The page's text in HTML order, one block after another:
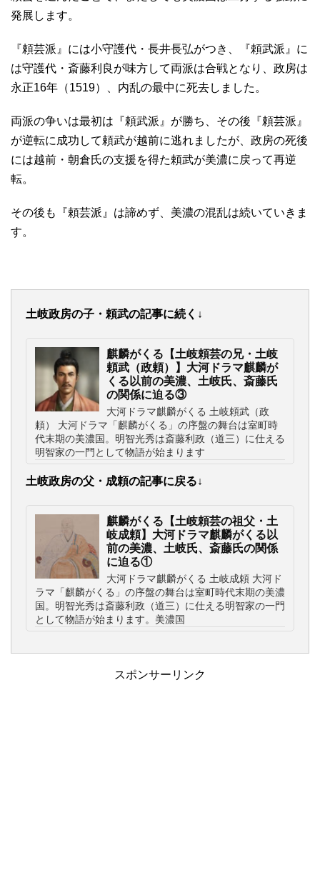
発展します。
『頼芸派』には小守護代・長井長弘がつき、『頼武派』に
は守護代・斎藤利良が味方して両派は合戦となり、政房は
永正16年（1519）、内乱の最中に死去しました。
両派の争いは最初は『頼武派』が勝ち、その後『頼芸派』
が逆転に成功して頼武が越前に逃れましたが、政房の死後
には越前・朝倉氏の支援を得た頼武が美濃に戻って再逆
転。
その後も『頼芸派』は諦めず、美濃の混乱は続いていきま
す。
土岐政房の子・頼武の記事に続く↓
麒麟がくる【土岐頼芸の兄・土岐
頼武（政頼）】大河ドラマ麒麟が
くる以前の美濃、土岐氏、斎藤氏
の関係に迫る③
大河ドラマ麒麟がくる 土岐頼武（政
頼） 大河ドラマ「麒麟がくる」の序盤の舞台は室町時
代末期の美濃国。明智光秀は斎藤利政（道三）に仕える
明智家の一門として物語が始まります
土岐政房の父・成頼の記事に戻る↓
麒麟がくる【土岐頼芸の祖父・土
岐成頼】大河ドラマ麒麟がくる以
前の美濃、土岐氏、斎藤氏の関係
に迫る①
大河ドラマ麒麟がくる 土岐成頼 大河ド
ラマ「麒麟がくる」の序盤の舞台は室町時代末期の美濃
国。明智光秀は斎藤利政（道三）に仕える明智家の一門
として物語が始まります。美濃国
スポンサーリンク